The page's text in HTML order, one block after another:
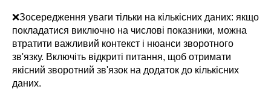
❌Зосередження уваги тільки на кількісних даних: якщо
покладатися виключно на числові показники, можна
втратити важливий контекст і нюанси зворотного
зв'язку. Включіть відкриті питання, щоб отримати
якісний зворотний зв'язок на додаток до кількісних
даних.